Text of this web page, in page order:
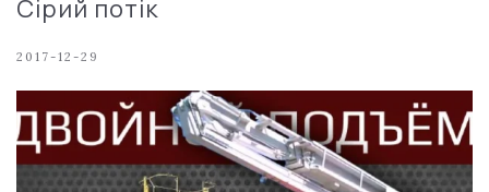
Сірий потік
2017-12-29